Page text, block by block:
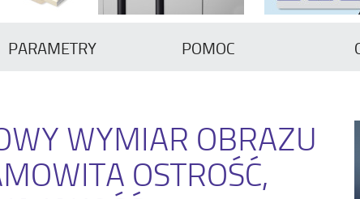
PARAMETRY POMOC
WYMIAR OBRAZU
OSTROŚĆ,